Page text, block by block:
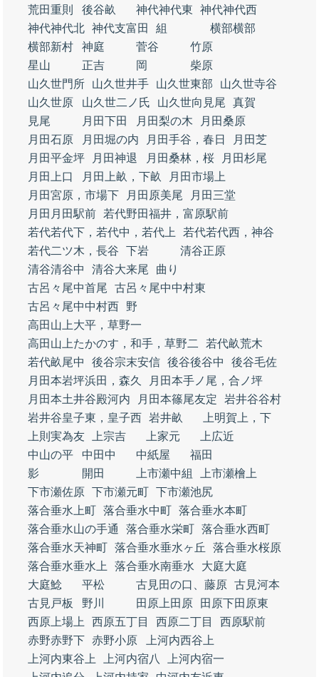
荒田重則
後谷畝 神代神代東
神代神代西
神代神代北 神代支富田 組
横部横部
横部新村
神庭 菅谷
竹原
星山
正吉 岡
柴原
山久世門所
山久世井手 山久世東部
山久世寺谷
山久世原
山久世二ノ氏 山久世向見尾
真賀
見尾
月田下田 月田梨の木
月田桑原
月田石原
月田堀の内 月田手谷，春日
月田芝
月田平金坪
月田神退 月田桑林，桜
月田杉尾
月田上口
月田上畝，下畝
月田市場上
月田宮原，市場下
月田原美尾
月田三堂
月田月田駅前
若代野田福井，富原駅前
若代若代下，若代中，若代上
若代若代西，神谷
若代二ツ木，長谷
下岩
清谷正原
清谷清谷中
清谷大来尾
曲り
古呂々尾中首尾
古呂々尾中中村東
古呂々尾中中村西
野
高田山上大平，草野一
高田山上たかのす，和手，草野二
若代畝荒木
若代畝尾中
後谷宗末安信 後谷後谷中
後谷毛佐
月田本岩坪浜田，森久
月田本手ノ尾，合ノ坪
月田本土井谷殿河内
月田本篠尾友定
岩井谷谷村
岩井谷皇子東，皇子西 岩井畝
上明賀上，下
上則実為友
上宗吉 上家元
上広近
中山の平
中田中 中紙屋
福田
影
開田 上市瀬中組
上市瀬檜上
下市瀬佐原 下市瀬元町 下市瀬池尻
落合垂水上町 落合垂水中町 落合垂水本町
落合垂水山の手通
落合垂水栄町 落合垂水西町
落合垂水天神町 落合垂水垂水ヶ丘
落合垂水桜原
落合垂水垂水上
落合垂水南垂水
大庭大庭
大庭鯰
平松 古見田の口、藤原 古見河本
古見戸板
野川 田原上田原
田原下田原東
西原上場上
西原五丁目 西原二丁目
西原駅前
赤野赤野下 赤野小原
上河内西谷上
上河内東谷上
上河内宿八
上河内宿一